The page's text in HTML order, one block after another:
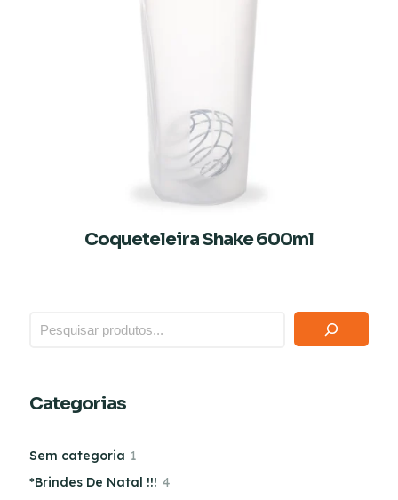
Coqueteleira Shake 600ml
Categorias
Sem categoria 1
*Brindes De Natal !!! 4